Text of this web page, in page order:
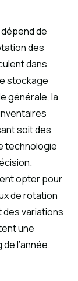
de
des
dans
stockage
générale, la
soit des
technologie
opter pour
de rotation
variations
une
l’année.